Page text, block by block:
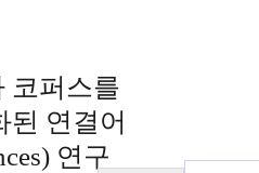
코퍼스를
된 연결어
연구